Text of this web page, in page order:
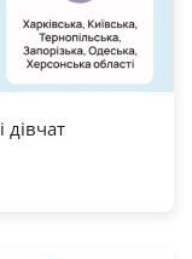
дівчат